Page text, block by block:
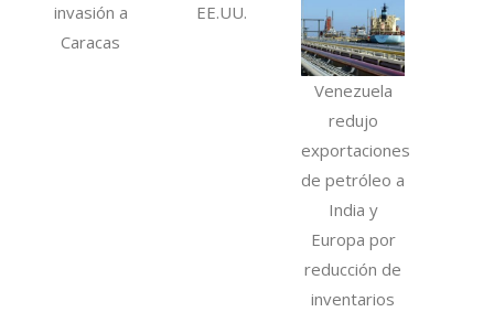
invasión a
Caracas
EE.UU.
Venezuela
redujo
exportaciones
de petróleo a
India y
Europa por
reducción de
inventarios